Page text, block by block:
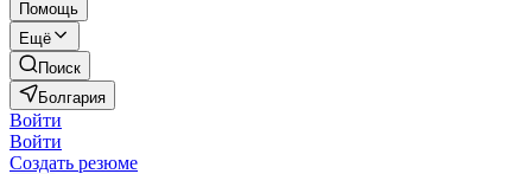
Помощь
Ещё
Поиск
Болгария
Войти
Войти
Создать резюме